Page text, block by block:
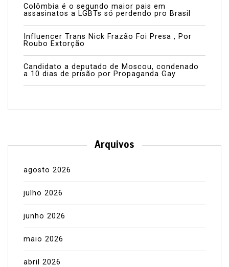
Colômbia é o segundo maior pais em
assasinatos a LGBTs só perdendo pro Brasil
Influencer Trans Nick Frazão Foi Presa , Por
Roubo Extorção
Candidato a deputado de Moscou, condenado
a 10 dias de prisão por Propaganda Gay
Arquivos
agosto 2026
julho 2026
junho 2026
maio 2026
abril 2026